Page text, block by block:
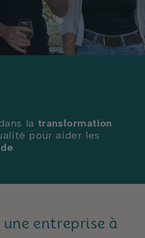
la transformation
pour aider les
.
une entreprise à